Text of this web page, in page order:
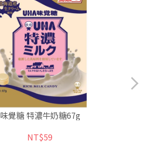
味覺糖 特濃牛奶糖67g
NT$59